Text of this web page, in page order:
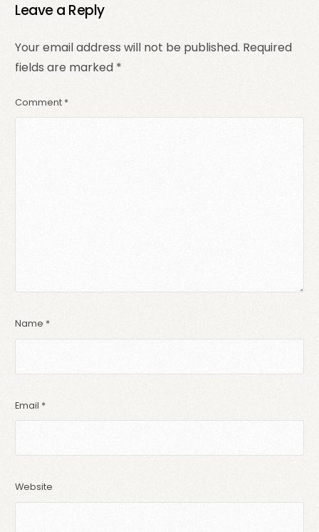
Leave a Reply
Your email address will not be published. Required
fields are marked *
Comment *
Name *
Email *
Website